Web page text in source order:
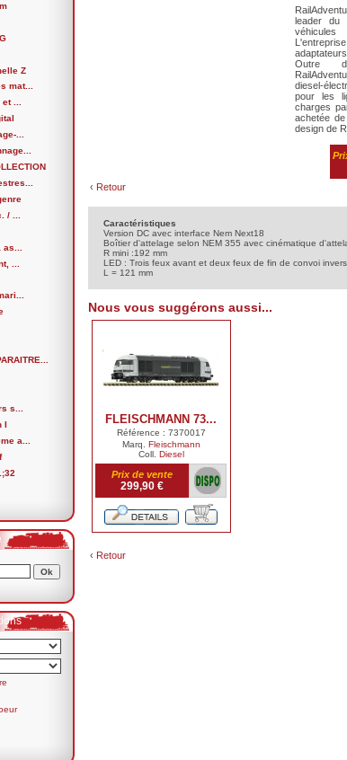
Z
mat...
...
...
/ ...
...
s...
I
a...
leader du
Outre
diesel-
pour les
charges
achetée
design de
‹ Retour
Caractéristiques
Version DC avec interface Nem Next18
Boîtier d'attelage selon NEM 355 avec cinématique
R mini :192 mm
LED : Trois feux avant et deux feux de fin de convoi
L = 121 mm
Nous vous suggérons aussi...
FLEISCHMANN 73...
Référence : 7370017
Marq. Fleischmann
Coll. Diesel
Prix de vente
299,90 €
‹ Retour